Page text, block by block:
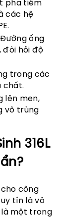
pha tiêm
các hệ
Đường ống
đòi hỏi độ
trong các
chất.
lên men,
vô trùng
316L
công
tín là vô
là một trong